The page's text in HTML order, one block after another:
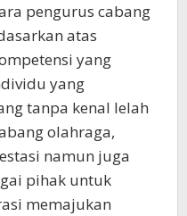
pengurus cabang
atas
yang
yang
tanpa kenal lelah
olahraga,
namun juga
pihak untuk
memajukan